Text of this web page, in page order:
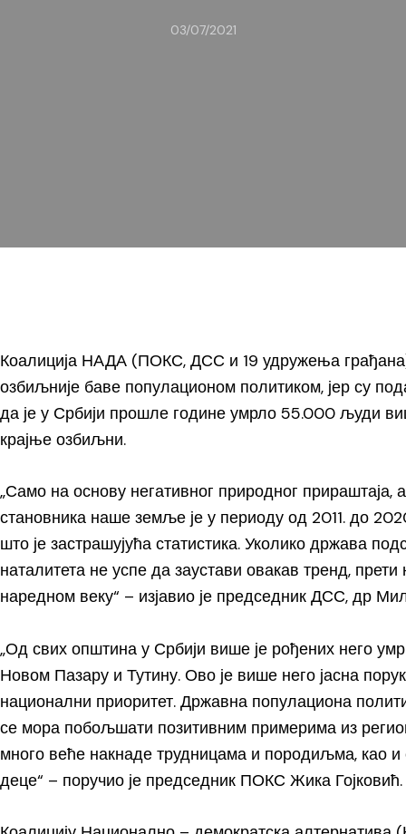
03/07/2021
Коалиција НАДА (ПОКС, ДСС и 19 удружења
озбиљније баве популационом политиком, јер су
да је у Србији прошле године умрло 55.000 људи
крајње озбиљни.
„Само на основу негативног природног
становника наше земље је у периоду од 2011. до
што је застрашујућа статистика. Уколико држава
наталитета не успе да заустави овакав тренд,
наредном веку“ – изјавио је председник ДСС, др
„Од свих општина у Србији више је рођених него
Новом Пазару и Тутину. Ово је више него јасна
национални приоритет. Државна популациона
се мора побољшати позитивним примерима из
много веће накнаде трудницама и породиљма, као
деце“ – поручио је председник ПОКС Жика Гојковић.